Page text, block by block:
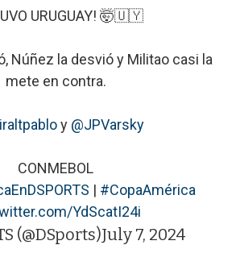
URUGUAY! 🤯🇺🇾
Núñez la desvió y Militao casi la
mete en contra.
y @JPVarsky
CONMEBOL
| #CopaAmérica
YdScatI24i
(@DSports)July 7, 2024